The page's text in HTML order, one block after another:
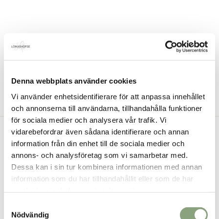
Denna webbplats använder cookies
Vi använder enhetsidentifierare för att anpassa innehållet
och annonserna till användarna, tillhandahålla funktioner
för sociala medier och analysera vår trafik. Vi
vidarebefordrar även sådana identifierare och annan
information från din enhet till de sociala medier och
annons- och analysföretag som vi samarbetar med.
Dessa kan i sin tur kombinera informationen med annan
information som du har tillhandahållit eller som de har
Nödvändig
Loikashop.se
Loikashop är en e-handel som drivs av en familj i
Göteborg. Loikashop är ett eget varumärke och
produkterna som säljs här, tillverkas alltid i
begränsad upplaga. På så sätt kan du vara säker
på att du får en unik stil.Läs mer..
Kontakt